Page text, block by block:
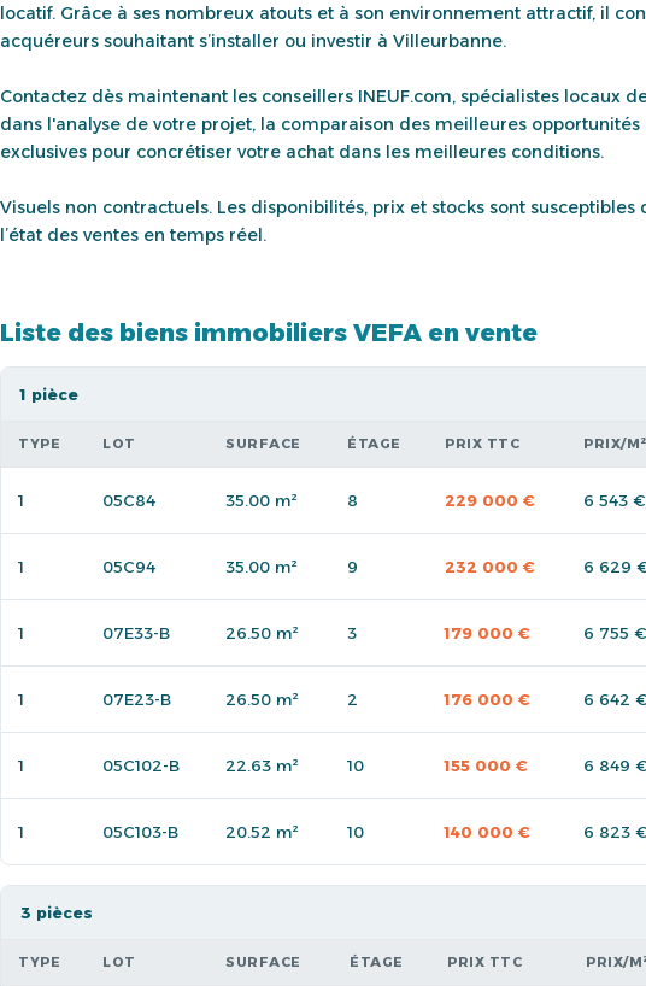
locatif. Grâce à ses nombreux atouts et à son environnement attractif, il
acquéreurs souhaitant s’installer ou investir à Villeurbanne.
Contactez dès maintenant les conseillers INEUF.com, spécialistes locaux
dans l'analyse de votre projet, la comparaison des meilleures
exclusives pour concrétiser votre achat dans les meilleures conditions.
Visuels non contractuels. Les disponibilités, prix et stocks sont
l’état des ventes en temps réel.
Liste des biens immobiliers VEFA en vente
1 pièce
TYPE LOT SURFACE ÉTAGE PRIX TTC PRIX/M²
1 05C84 35.00 m² 8 229 000 € 6 543
1 05C94 35.00 m² 9 232 000 € 6 629
1 07E33-B 26.50 m² 3 179 000 € 6 755
1 07E23-B 26.50 m² 2 176 000 € 6 642
1 05C102-B 22.63 m² 10 155 000 € 6 849
1 05C103-B 20.52 m² 10 140 000 € 6 823
3 pièces
TYPE LOT SURFACE ÉTAGE PRIX TTC PRIX/